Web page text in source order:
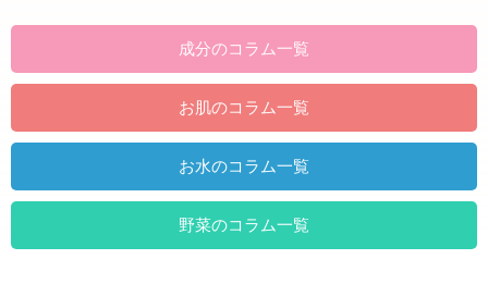
成分のコラム一覧
お肌のコラム一覧
お水のコラム一覧
野菜のコラム一覧